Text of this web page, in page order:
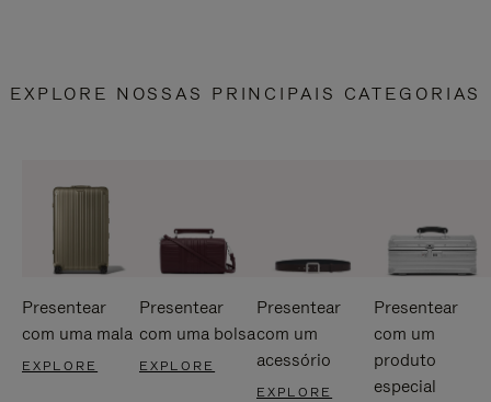
EXPLORE NOSSAS PRINCIPAIS CATEGORIAS
Presentear
com uma mala
EXPLORE
Presentear
com uma bolsa
EXPLORE
Presentear
com um
acessório
EXPLORE
Presentear
com um
produto
especial